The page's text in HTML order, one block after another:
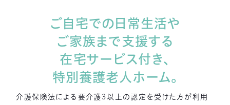
ご自宅での日常生活や
ご家族まで支援する
在宅サービス付き、
特別養護老人ホーム。
介護保険法による要介護3以上の認定を受けた方が利用